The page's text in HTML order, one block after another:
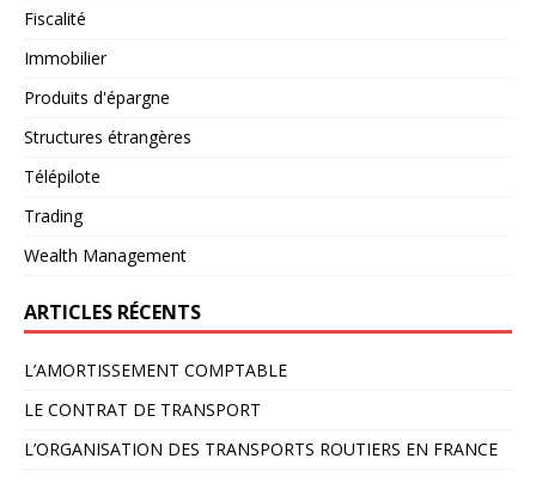
Fiscalité
Immobilier
Produits d'épargne
Structures étrangères
Télépilote
Trading
Wealth Management
ARTICLES RÉCENTS
L’AMORTISSEMENT COMPTABLE
LE CONTRAT DE TRANSPORT
L’ORGANISATION DES TRANSPORTS ROUTIERS EN FRANCE